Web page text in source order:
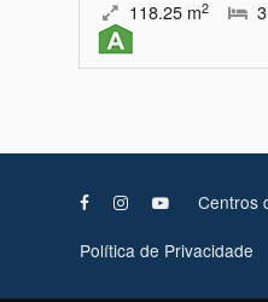
118.25 m2 3
Centros
Política de Privacidade